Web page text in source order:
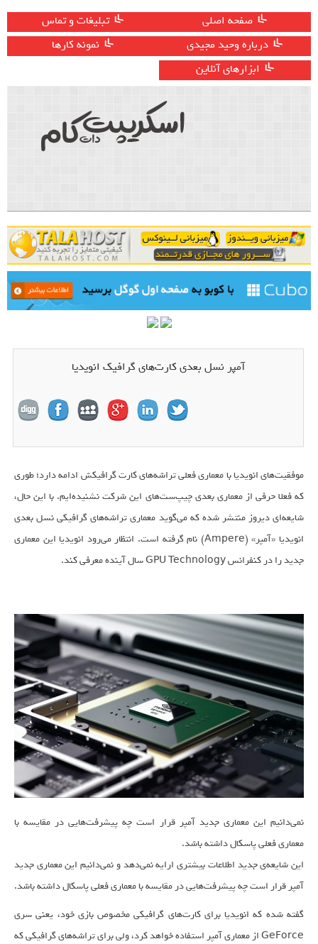
صفحه اصلی
تبلیغات و تماس
درباره وحید مجیدی
نمونه کارها
ابزارهای آنلاین
آمپر نسل بعدی کار‌ت‌های گرافیک انویدیا
موفقیت‌های انویدیا با معماری فعلی تراشه‌های کارت گرافیکش ادامه دارد؛ طوری
که فعلا حرفی از معماری بعدی چیپ‌ست‌های این شرکت نشنیده‌ایم. با این حال،
شایعه‌ای دیروز منتشر شده که می‌گوید معماری تراشه‌های گرافیکی نسل بعدی
انویدیا «آمپر» (Ampere) نام گرفته است. انتظار می‌رود انویدیا این معماری
جدید را در کنفرانس GPU Technology سال آینده معرفی کند.
نمی‌دانیم این معماری جدید آمپر قرار است چه پیشرفت‌هایی در مقایسه با
معماری فعلی پاسکال داشته باشد.
این شایعه‌ی جدید اطلاعات بیشتری ارایه نمی‌دهد و نمی‌دانیم این معماری جدید
آمپر قرار است چه پیشرفت‌هایی در مقایسه با معماری فعلی پاسکال داشته باشد.
گفته شده که انویدیا برای کارت‌های گرافیکی مخصوص بازی خود، یعنی سری
GeForce از معماری آمپر استفاده خواهد کرد، ولی برای تراشه‌های گرافیکی که